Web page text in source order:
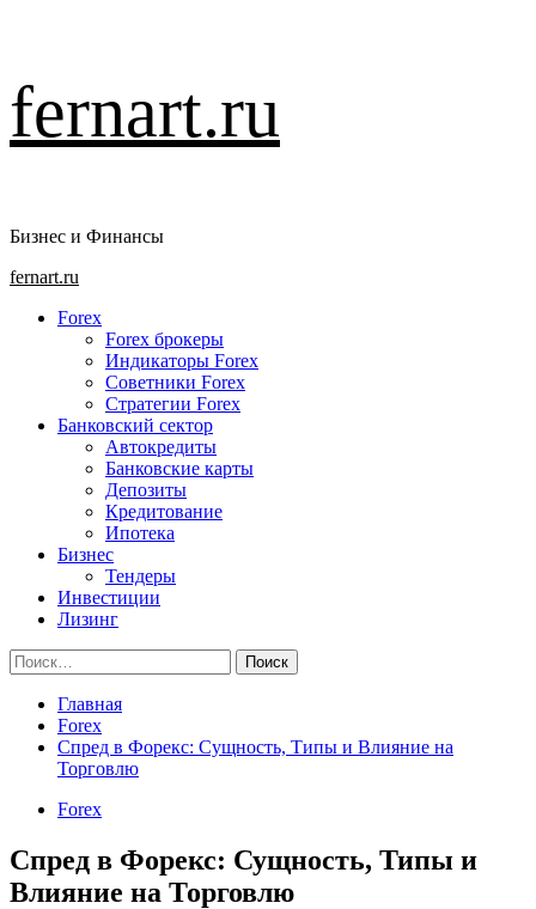
Перейти
к
содержимому
fernart.ru
Бизнес и Финансы
Основное
fernart.ru
Forex
Forex брокеры
Индикаторы Forex
Советники Forex
Стратегии Forex
Банковский сектор
Автокредиты
Банковские карты
Депозиты
Кредитование
Ипотека
Бизнес
Тендеры
Инвестиции
Лизинг
Найти:
Главная
Forex
Спред в Форекс: Сущность, Типы и Влияние на
Торговлю
Forex
Спред в Форекс: Сущность, Типы и
Влияние на Торговлю